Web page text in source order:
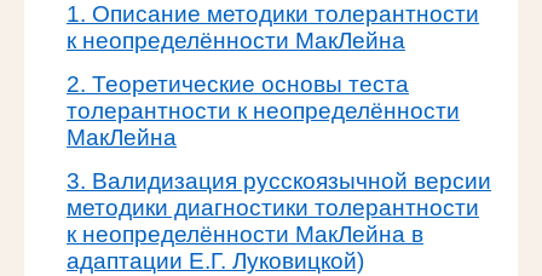
1. Описание методики толерантности
к неопределённости МакЛейна
2. Теоретические основы теста
толерантности к неопределённости
МакЛейна
3. Валидизация русскоязычной версии
методики диагностики толерантности
к неопределённости МакЛейна в
адаптации Е.Г. Луковицкой)